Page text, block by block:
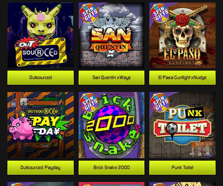
Outsourced
Outsourced: Payday
El Pasa Gunfight xNudge
Brick Snake 2000
San Quentin xWays
Punk Toilet